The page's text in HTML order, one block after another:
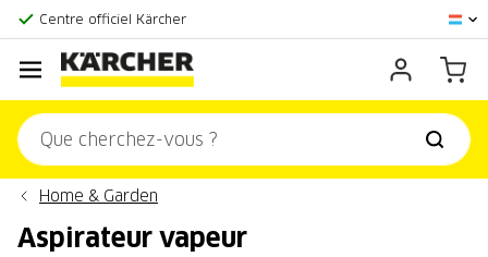
Centre officiel Kärcher
Score client:9,3/10
Home & Garden
Aspirateur vapeur